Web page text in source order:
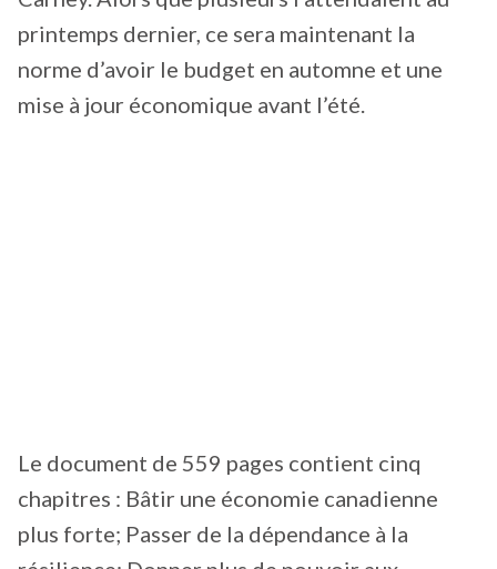
printemps dernier, ce sera maintenant la
norme d’avoir le budget en automne et une
mise à jour économique avant l’été.
Le document de 559 pages contient cinq
chapitres : Bâtir une économie canadienne
plus forte; Passer de la dépendance à la